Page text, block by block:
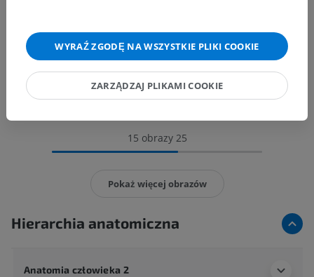
15 obrazy 25
Pokaż więcej obrazów
Hierarchia anatomiczna
Anatomia człowieka 2
WYRAŹ ZGODĘ NA WSZYSTKIE PLIKI COOKIE
ZARZĄDZAJ PLIKAMI COOKIE